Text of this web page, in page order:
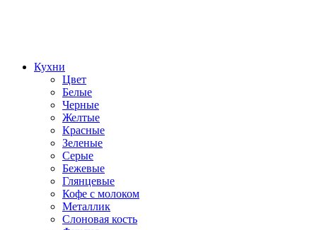
Кухни
Цвет
Белые
Черные
Желтые
Красные
Зеленые
Серые
Бежевые
Глянцевые
Кофе с молоком
Металлик
Слоновая кость